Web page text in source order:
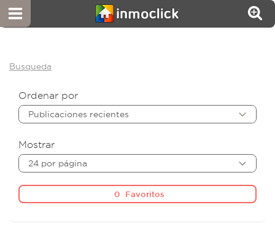
Busqueda
Ordenar por
Publicaciones recientes
Mostrar
24 por página
0 Favoritos